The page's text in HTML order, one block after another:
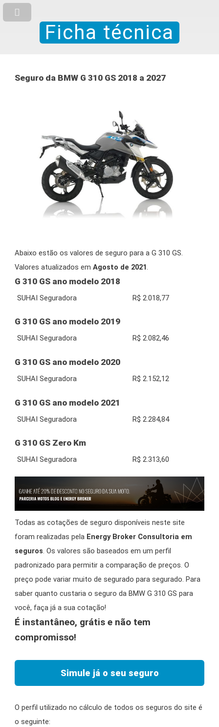
Ficha técnica
Seguro da BMW G 310 GS 2018 a 2027
Abaixo estão os valores de seguro para a G 310 GS.
Valores atualizados em Agosto de 2021
G 310 GS ano modelo 2018
SUHAI Seguradora R$ 2.018,77
G 310 GS ano modelo 2019
SUHAI Seguradora R$ 2.082,46
G 310 GS ano modelo 2020
SUHAI Seguradora R$ 2.152,12
G 310 GS ano modelo 2021
SUHAI Seguradora R$ 2.284,84
G 310 GS Zero Km
SUHAI Seguradora R$ 2.313,60
Todas as cotações de seguro disponíveis neste site
foram realizadas pela Energy Broker Consultoria em
seguros. Os valores são baseados em um perfil
padronizado para permitir a comparação de preços. O
preço pode variar muito de segurado para segurado. Para
saber quanto custaria o seguro da BMW G 310 GS para
você, faça já a sua cotação!
É instantâneo, grátis e não tem
compromisso!
Simule já o seu seguro
O perfil utilizado no cálculo de todos os seguros do site é
o seguinte: